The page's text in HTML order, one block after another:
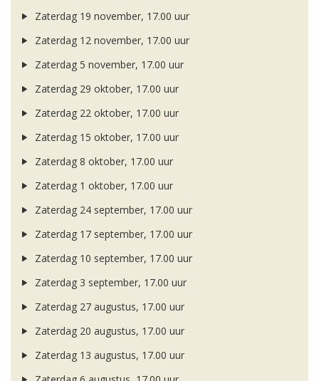
Zaterdag 19 november, 17.00 uur
Zaterdag 12 november, 17.00 uur
Zaterdag 5 november, 17.00 uur
Zaterdag 29 oktober, 17.00 uur
Zaterdag 22 oktober, 17.00 uur
Zaterdag 15 oktober, 17.00 uur
Zaterdag 8 oktober, 17.00 uur
Zaterdag 1 oktober, 17.00 uur
Zaterdag 24 september, 17.00 uur
Zaterdag 17 september, 17.00 uur
Zaterdag 10 september, 17.00 uur
Zaterdag 3 september, 17.00 uur
Zaterdag 27 augustus, 17.00 uur
Zaterdag 20 augustus, 17.00 uur
Zaterdag 13 augustus, 17.00 uur